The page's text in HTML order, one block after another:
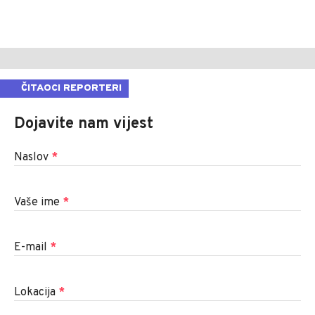
ČITAOCI REPORTERI
Dojavite nam vijest
Naslov *
Vaše ime *
E-mail *
Lokacija *